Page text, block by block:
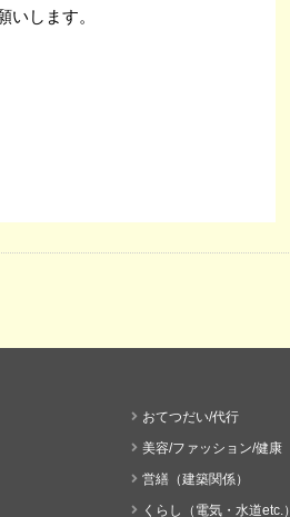
します。
おてつだい/代行
美容/ファッション/健康
営繕（建築関係）
くらし（電気・水道etc.）